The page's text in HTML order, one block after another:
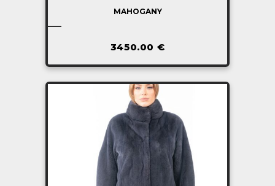
MAHOGANY
3450.00 €